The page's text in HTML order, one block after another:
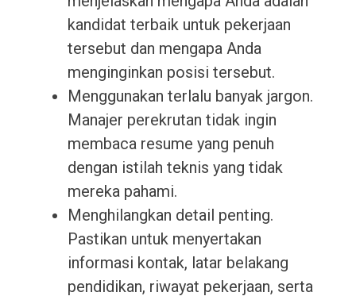
kandidat terbaik untuk pekerjaan
tersebut dan mengapa Anda
menginginkan posisi tersebut.
Menggunakan terlalu banyak jargon.
Manajer perekrutan tidak ingin
membaca resume yang penuh
dengan istilah teknis yang tidak
mereka pahami.
Menghilangkan detail penting.
Pastikan untuk menyertakan
informasi kontak, latar belakang
pendidikan, riwayat pekerjaan, serta